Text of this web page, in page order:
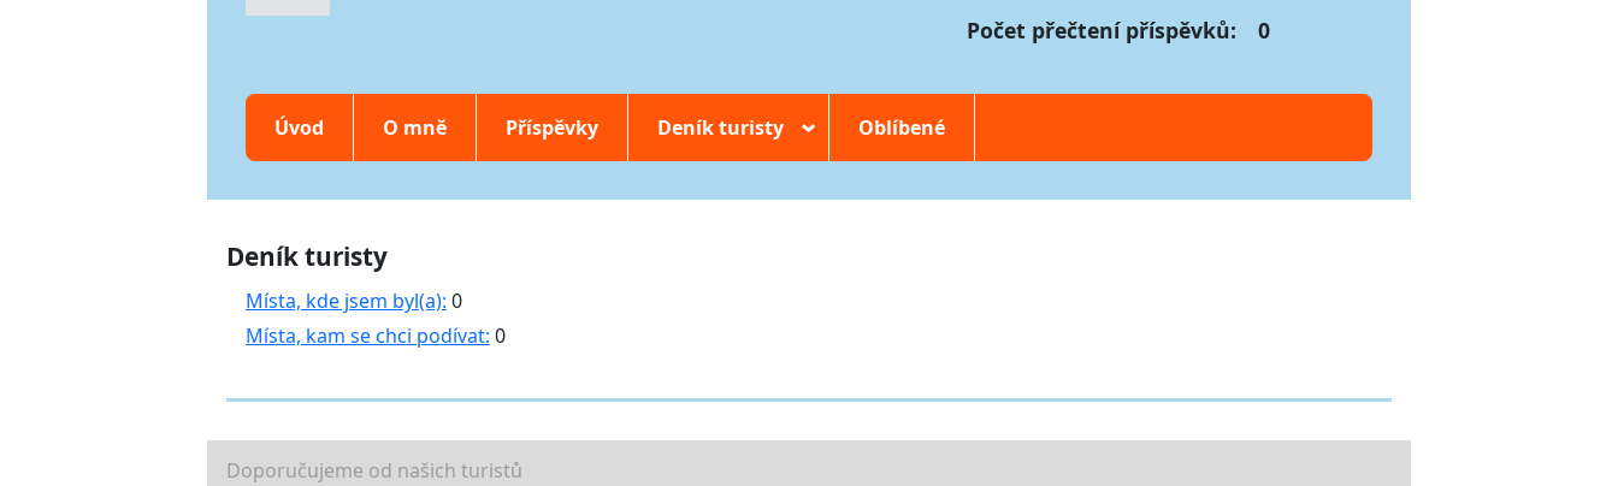
Počet přečtení příspěvků:
0
Úvod O mně Příspěvky Deník turisty › Oblíbené
Deník turisty
Místa, kde jsem byl(a): 0
Místa, kam se chci podívat: 0
Doporučujeme od našich turistů